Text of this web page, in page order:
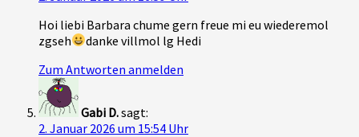
Hoi liebi Barbara chume gern freue mi eu wiederemol
zgseh
danke villmol lg Hedi
Zum Antworten anmelden
Gabi D.sagt:
2. Januar 2026 um 15:54 Uhr